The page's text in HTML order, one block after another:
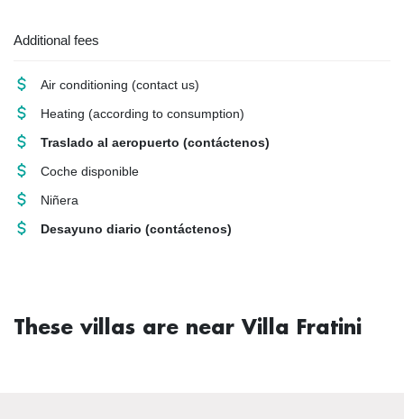
Additional fees
Air conditioning (contact us)
Heating (according to consumption)
Traslado al aeropuerto (contáctenos)
Coche disponible
Niñera
Desayuno diario (contáctenos)
These villas are near Villa Fratini